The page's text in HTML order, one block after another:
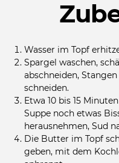
Wasser im Topf
Spargel waschen,
abschneiden,
schneiden.
Etwa 10 bis 15
Suppe noch etwas
herausnehmen, Sud
Die Butter im Topf
geben, mit dem